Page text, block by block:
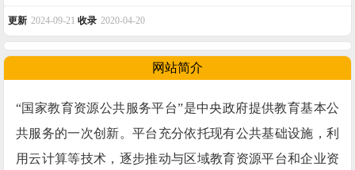
更新 2024-09-21 收录 2020-04-20
网站简介
“国家教育资源公共服务平台”是中央政府提供教育基本公
共服务的一次创新。平台充分依托现有公共基础设施，利
用云计算等技术，逐步推动与区域教育资源平台和企业资